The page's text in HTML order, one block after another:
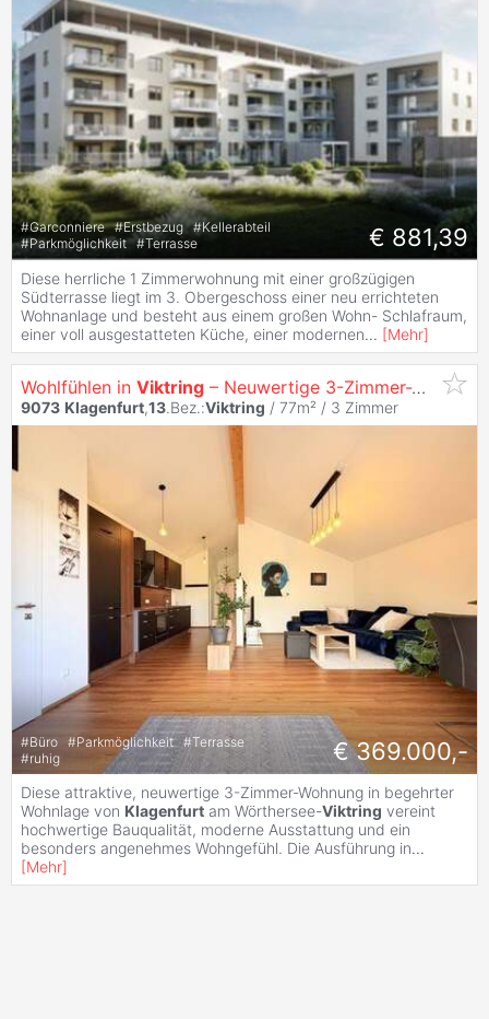
#Garconniere #Erstbezug #Kellerabteil
#Parkmöglichkeit #Terrasse € 881,39
Diese herrliche 1 Zimmerwohnung mit einer großzügigen
Südterrasse liegt im 3. Obergeschoss einer neu errichteten
Wohnanlage und besteht aus einem großen Wohn- Schlafraum,
einer voll ausgestatteten Küche, einer modernen... [Mehr]
Wohlfühlen in Viktring – Neuwertige 3-Zimmer-Wohnung mit hochwertiger Ausstattung
9073 Klagenfurt,13.Bez.:Viktring / 77m² / 3 Zimmer
#Büro #Parkmöglichkeit #Terrasse
#ruhig € 369.000,-
Diese attraktive, neuwertige 3-Zimmer-Wohnung in begehrter
Wohnlage von Klagenfurt am Wörthersee-Viktring vereint
hochwertige Bauqualität, moderne Ausstattung und ein
besonders angenehmes Wohngefühl. Die Ausführung in...
[Mehr]